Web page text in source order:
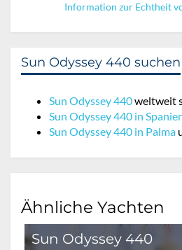
Information zur Echtheit
Sun Odyssey 440 suchen
Sun Odyssey 440weltweit
Sun Odyssey 440 in
Sun Odyssey 440 in Palma
Ähnliche Yachten
Sun Odyssey 440